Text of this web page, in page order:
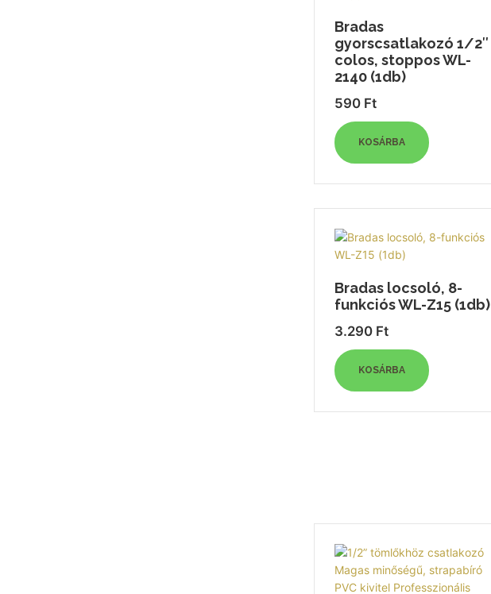
Bradas
gyorscsatlakozó 1/2″
colos, stoppos WL-
2140 (1db)
590 Ft
KOSÁRBA
Bradas locsoló, 8-
funkciós WL-Z15 (1db)
3.290 Ft
KOSÁRBA